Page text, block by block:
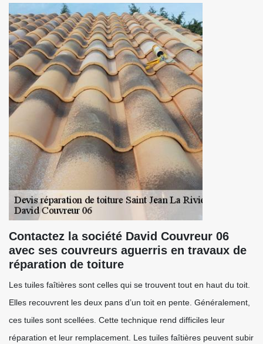
Contactez la société David Couvreur 06
avec ses couvreurs aguerris en travaux de
réparation de toiture
Les tuiles faîtières sont celles qui se trouvent tout en haut du toit.
Elles recouvrent les deux pans d’un toit en pente. Généralement,
ces tuiles sont scellées. Cette technique rend difficiles leur
réparation et leur remplacement. Les tuiles faîtières peuvent subir